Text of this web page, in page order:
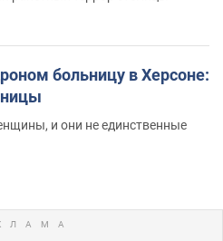
больницу в Херсоне:
и они не единственные